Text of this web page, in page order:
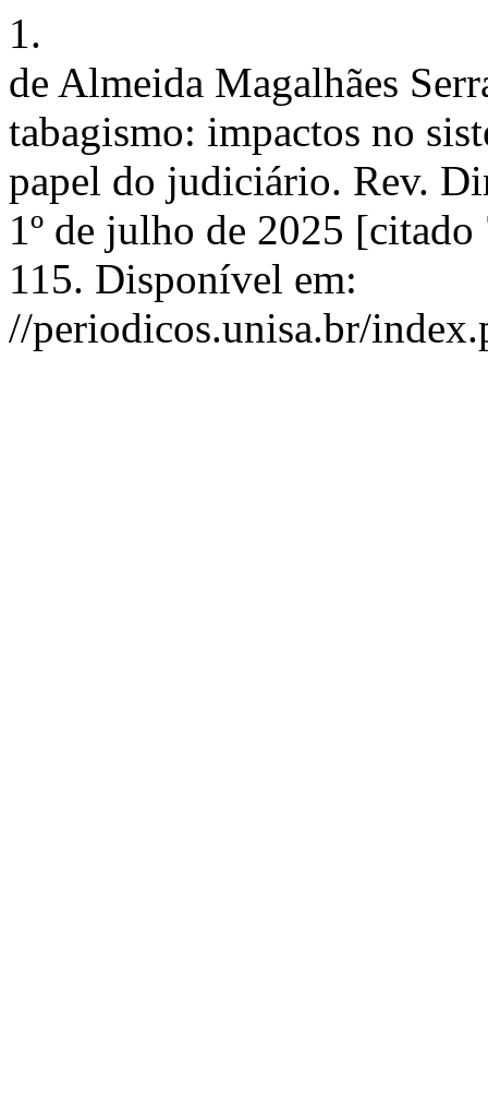
1.
de Almeida Magalhães
tabagismo: impactos no
papel do judiciário. Rev.
1º de julho de 2025
115. Disponível em:
//periodicos.unisa.br/